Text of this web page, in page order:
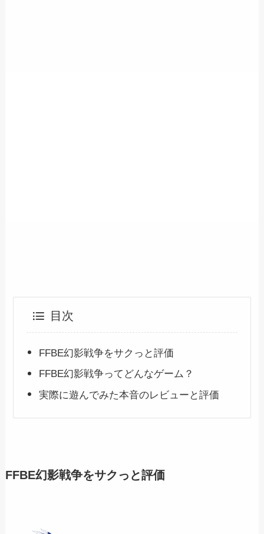
目次
FFBE幻影戦争をサクっと評価
FFBE幻影戦争ってどんなゲーム？
実際に遊んでみた本音のレビューと評価
FFBE幻影戦争をサクっと評価